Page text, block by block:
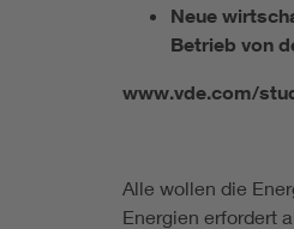
Neue
Betrieb von
www.vde.com/
Alle wollen die
Energien erfordert